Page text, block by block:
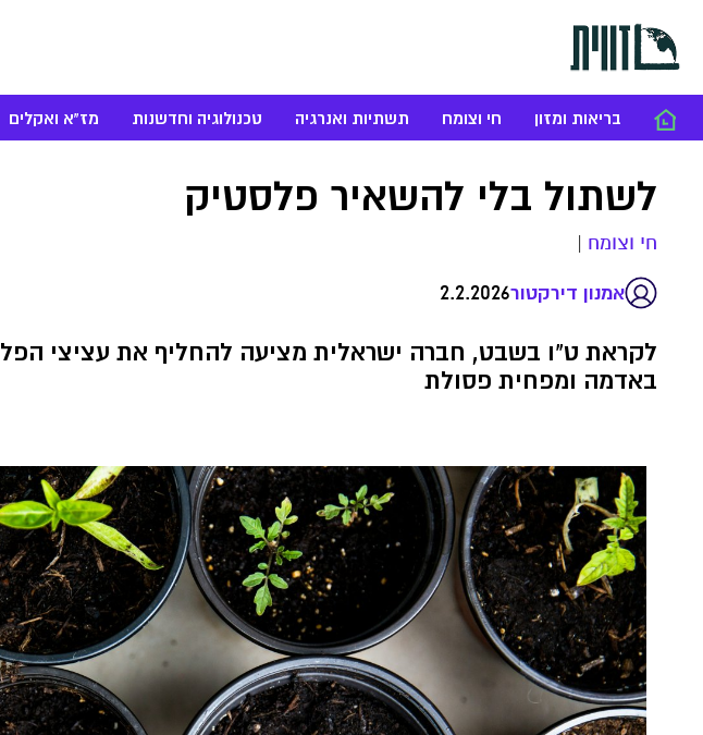
בריאות ומזון חי וצומח תשתיות ואנרגיה טכנולוגיה וחדשנות מז"א ואקלים
לשתול בלי להשאיר פלסטיק
חי וצומח
אמנון דירקטור2.2.2026
לקראת ט"ו בשבט, חברה ישראלית מציעה להחליף את עציצי
באדמה ומפחית פסולת